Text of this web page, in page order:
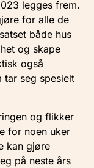
legges frem.
for alle de
både hus
og skape
også
tar seg spesielt
og flikker
for noen uker
kan gjøre
på neste års